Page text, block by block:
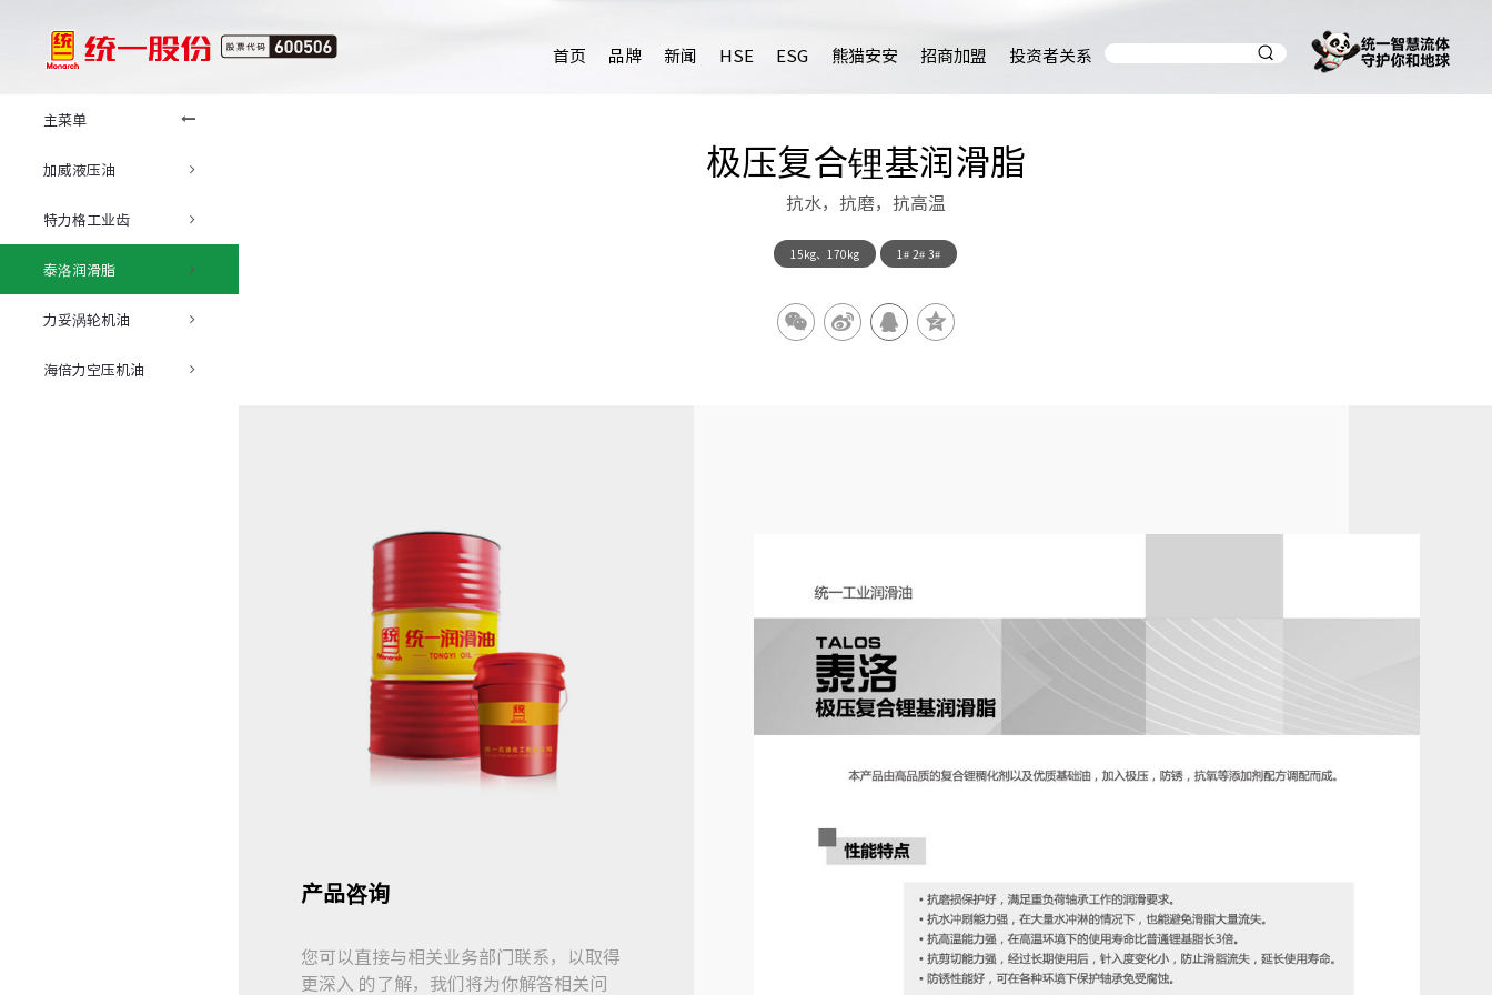
首页 品牌 新闻 HSE ESG 熊猫安安 招商加盟 投资者关系
主菜单
加威液压油
特力格工业齿
泰洛润滑脂
力妥涡轮机油
海倍力空压机油
极压复合锂基润滑脂
抗水，抗磨，抗高温
15kg、170kg 1# 2# 3#
产品咨询
您可以直接与相关业务部门联系，以取得
更深入 的了解，我们将为你解答相关问